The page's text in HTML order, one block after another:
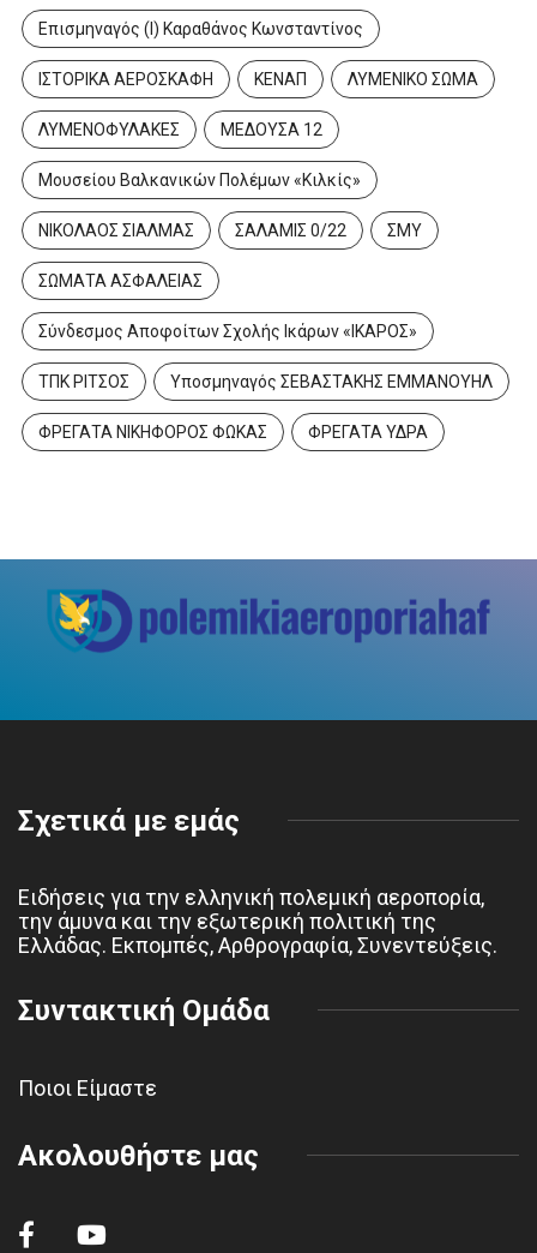
Επισμηναγός (Ι) Καραθάνος Κωνσταντίνος
ΙΣΤΟΡΙΚΑ ΑΕΡΟΣΚΑΦΗ ΚΕΝΑΠ ΛΥΜΕΝΙΚΟ ΣΩΜΑ
ΛΥΜΕΝΟΦΥΛΑΚΕΣ ΜΕΔΟΥΣΑ 12
Μουσείου Βαλκανικών Πολέμων «Κιλκίς»
ΝΙΚΟΛΑΟΣ ΣΙΑΛΜΑΣ ΣΑΛΑΜΙΣ 0/22 ΣΜΥ
ΣΩΜΑΤΑ ΑΣΦΑΛΕΙΑΣ
Σύνδεσμος Αποφοίτων Σχολής Ικάρων «ΙΚΑΡΟΣ»
ΤΠΚ ΡΙΤΣΟΣ Υποσμηναγός ΣΕΒΑΣΤΑΚΗΣ ΕΜΜΑΝΟΥΗΛ
ΦΡΕΓΑΤΑ ΝΙΚΗΦΟΡΟΣ ΦΩΚΑΣ ΦΡΕΓΑΤΑ ΥΔΡΑ
Σχετικά με εμάς
Ειδήσεις για την ελληνική πολεμική αεροπορία,
την άμυνα και την εξωτερική πολιτική της
Ελλάδας. Εκπομπές, Αρθρογραφία, Συνεντεύξεις.
Συντακτική Ομάδα
Ποιοι Είμαστε
Ακολουθήστε μας